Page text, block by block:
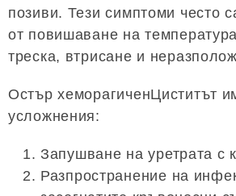
позиви. Тези симптоми често
от повишаване на
треска, втрисане и
Остър хеморагиченЦиститът
усложнения:
Запушване на уретрата с
Разпространение на